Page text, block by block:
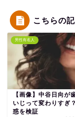
こちらの
男性有名人
【画像】中谷日向が
いじって変わりすぎ
惑を検証